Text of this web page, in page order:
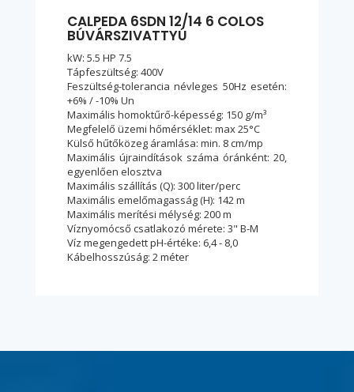
CALPEDA 6SDN 12/14 6 COLOS
BÚVÁRSZIVATTYÚ
kW: 5.5 HP 7.5
Tápfeszültség: 400V
Feszültség-tolerancia névleges 50Hz esetén:
+6% / -10% Un
Maximális homoktűrő-képesség: 150 g/m³
Megfelelő üzemi hőmérséklet: max 25°C
Külső hűtőközeg áramlása: min. 8 cm/mp
Maximális újraindítások száma óránként: 20,
egyenlően elosztva
Maximális szállítás (Q): 300 liter/perc
Maximális emelőmagasság (H): 142 m
Maximális merítési mélység: 200 m
Víznyomócső csatlakozó mérete: 3" B-M
Víz megengedett pH-értéke: 6,4 - 8,0
Kábelhosszúság: 2 méter